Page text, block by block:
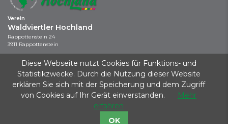
Verein
Waldviertler Hochland
Rappottenstein 24
3911 Rappottenstein
+43 664 / 737 043 44
info@waldviertler-hochland.at
Kontakt|Impressum| Datenschutz|Startseite
Dieses Projekt wird aus Mitteln des Klima- und Energiefonds gefördert und im
Rahmen des Programms KLAR! KlimawandelAnpassungsModellRegionen
Diese Webseite nutzt Cookies für Funktions- und
Statistikzwecke. Durch die Nutzung dieser Website
erklären Sie sich mit der Speicherung und dem Zugriff
von Cookies auf Ihr Gerät einverstanden.
Mehr
erfahren
OK